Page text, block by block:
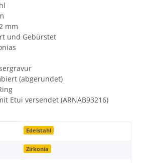
mm
und Gebürstet
(abgerundet)
Etui versendet (ARNAB93216)
Edelstahl
Zirkonia